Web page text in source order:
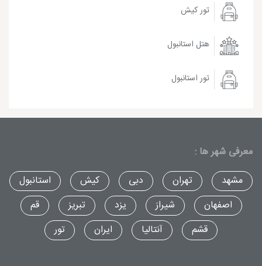
تور کیش
هتل استانبول
تور استانبول
معرفی شهر ها :
مشهد
تهران دبی کیش
استانبول
اصفهان
شیراز یزد تبریز
قم
قشم
آنتالیا ایران تور